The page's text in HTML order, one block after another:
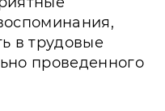
в трудовые
проведенного